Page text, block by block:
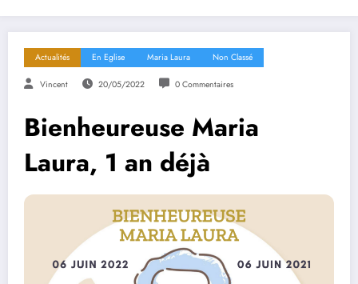
Actualités En Eglise Maria Laura Non Classé
Vincent 20/05/2022 0 Commentaires
Bienheureuse Maria
Laura, 1 an déjà